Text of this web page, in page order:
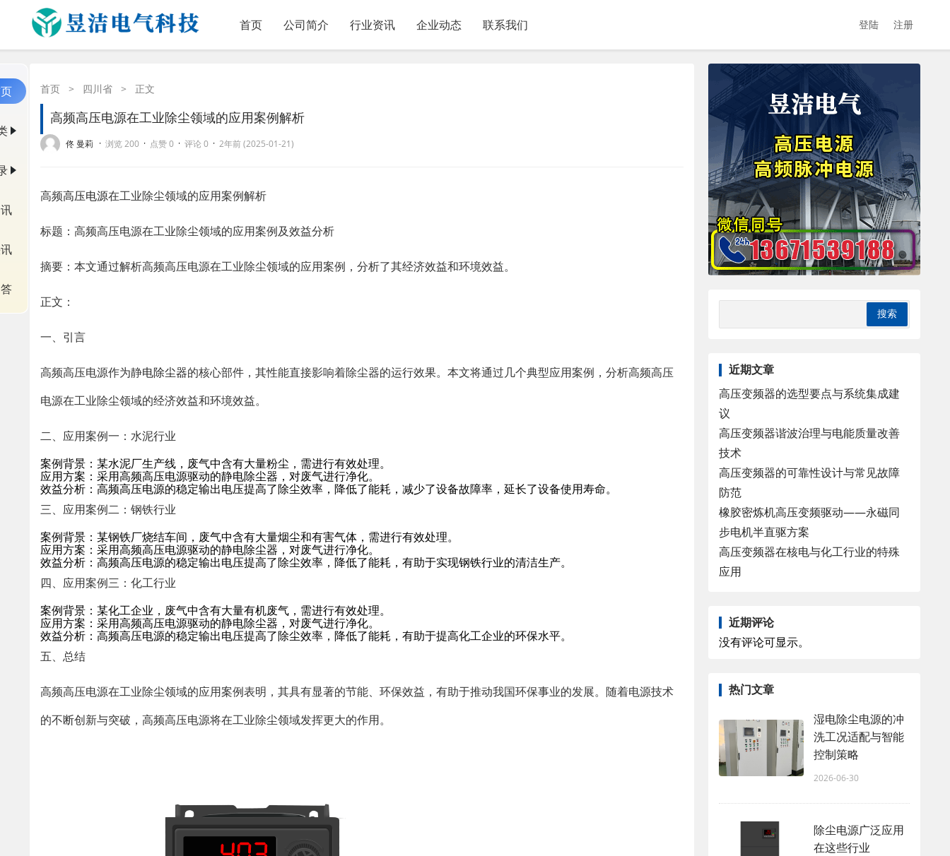
首页 公司简介 行业资讯 企业动态 联系我们 登陆 注册
首页 > 四川省 > 正文
高频高压电源在工业除尘领域的应用案例解析
佟 曼莉 · 浏览 200 · 点赞 0 · 评论 0 · 2年前 (2025-01-21)
高频高压电源在工业除尘领域的应用案例解析
标题：高频高压电源在工业除尘领域的应用案例及效益分析
摘要：本文通过解析高频高压电源在工业除尘领域的应用案例，分析了其经济效益和环境效益。
正文：
一、引言
高频高压电源作为静电除尘器的核心部件，其性能直接影响着除尘器的运行效果。本文将通过几个典型应用案例，分析高频高压
电源在工业除尘领域的经济效益和环境效益。
二、应用案例一：水泥行业
案例背景：某水泥厂生产线，废气中含有大量粉尘，需进行有效处理。
应用方案：采用高频高压电源驱动的静电除尘器，对废气进行净化。
效益分析：高频高压电源的稳定输出电压提高了除尘效率，降低了能耗，减少了设备故障率，延长了设备使用寿命。
三、应用案例二：钢铁行业
案例背景：某钢铁厂烧结车间，废气中含有大量烟尘和有害气体，需进行有效处理。
应用方案：采用高频高压电源驱动的静电除尘器，对废气进行净化。
效益分析：高频高压电源的稳定输出电压提高了除尘效率，降低了能耗，有助于实现钢铁行业的清洁生产。
四、应用案例三：化工行业
案例背景：某化工企业，废气中含有大量有机废气，需进行有效处理。
应用方案：采用高频高压电源驱动的静电除尘器，对废气进行净化。
效益分析：高频高压电源的稳定输出电压提高了除尘效率，降低了能耗，有助于提高化工企业的环保水平。
五、总结
高频高压电源在工业除尘领域的应用案例表明，其具有显著的节能、环保效益，有助于推动我国环保事业的发展。随着电源技术
的不断创新与突破，高频高压电源将在工业除尘领域发挥更大的作用。
近期文章
高压变频器的选型要点与系统集成建
议
高压变频器谐波治理与电能质量改善
技术
高压变频器的可靠性设计与常见故障
防范
橡胶密炼机高压变频驱动——永磁同
步电机半直驱方案
高压变频器在核电与化工行业的特殊
应用
近期评论
没有评论可显示。
热门文章
湿电除尘电源的冲
洗工况适配与智能
控制策略
2026-06-30
除尘电源广泛应用
在这些行业